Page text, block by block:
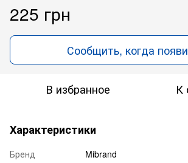
225 грн
Сообщить, когда
В избранное К
Характеристики
Бренд
Mibrand